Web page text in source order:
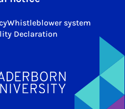
Whistleblower system
Declaration